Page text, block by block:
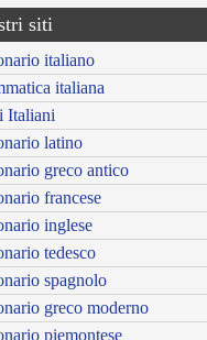
siti
italiano
italiana
Italiani
latino
greco antico
francese
inglese
tedesco
spagnolo
greco moderno
piemontese